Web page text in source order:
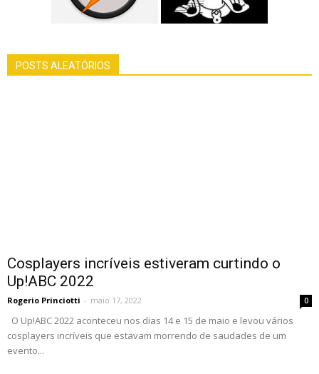
POSTS ALEATÓRIOS
Cosplayers incríveis estiveram curtindo o
Up!ABC 2022
Rogerio Princiotti - maio 17, 2022 0
O Up!ABC 2022 aconteceu nos dias 14 e 15 de maio e levou vários
cosplayers incríveis que estavam morrendo de saudades de um
evento...